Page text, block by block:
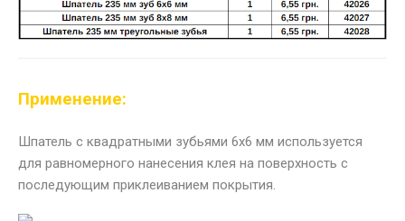
Применение:
Шпатель с квадратными зубьями 6х6 мм используется
для равномерного нанесения клея на поверхность с
последующим приклеиванием покрытия.